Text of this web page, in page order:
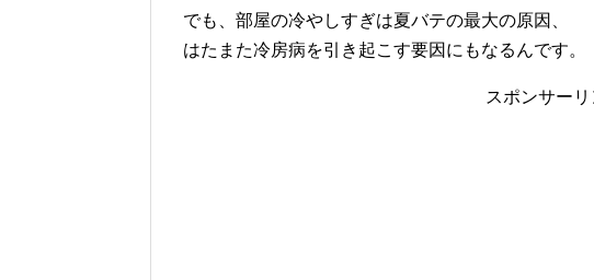
でも、部屋の冷やしすぎは夏バテの最大の原因、
はたまた冷房病を引き起こす要因にもなるんです。
スポンサーリ